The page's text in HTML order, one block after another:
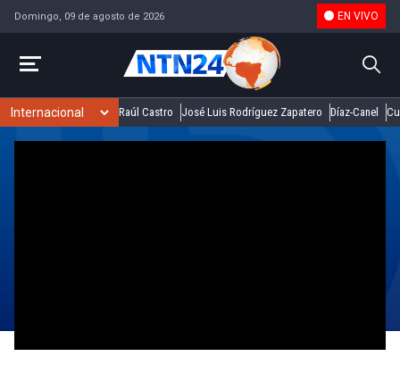
Domingo, 09 de agosto de 2026 EN VIVO
Raúl Castro José Luis Rodríguez Zapatero Díaz-Canel